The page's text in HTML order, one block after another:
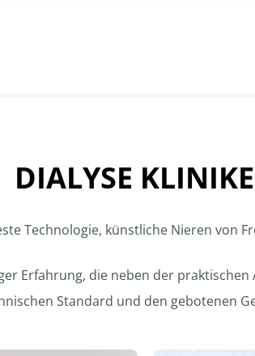
DIALYSE
Technologie, künstliche Nieren von
Erfahrung, die neben der
Standard und den gebotenen